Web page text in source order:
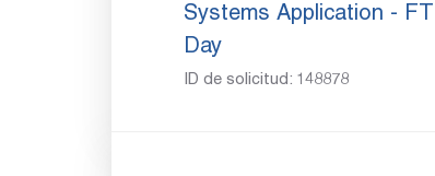
Systems Application -
Day
ID de solicitud: 148878